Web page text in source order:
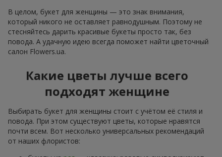
В целом, букет для женщины — это знак внимания,
который никого не оставляет равнодушным. Поэтому не
стесняйтесь дарить красивые букеты просто так, без
повода. А удачную идею всегда поможет найти цветочный
салон Flowers.ua.
Какие цветы лучше всего
подходят женщине
Выбирать букет для женщины стоит с учётом её стиля и
повода. При этом существуют цветы, которые нравятся
почти всем. Вот несколько универсальных рекомендаций
от наших флористов: